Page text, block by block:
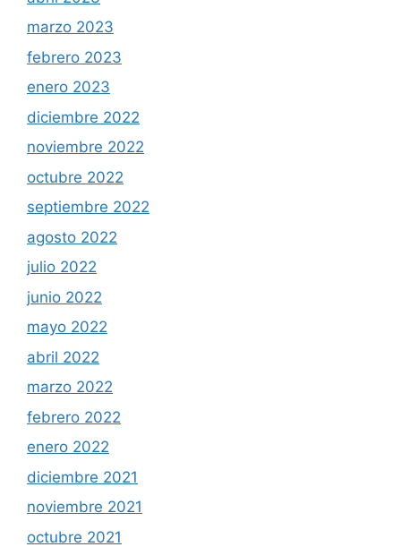
marzo 2023
febrero 2023
enero 2023
diciembre 2022
noviembre 2022
octubre 2022
septiembre 2022
agosto 2022
julio 2022
junio 2022
mayo 2022
abril 2022
marzo 2022
febrero 2022
enero 2022
diciembre 2021
noviembre 2021
octubre 2021